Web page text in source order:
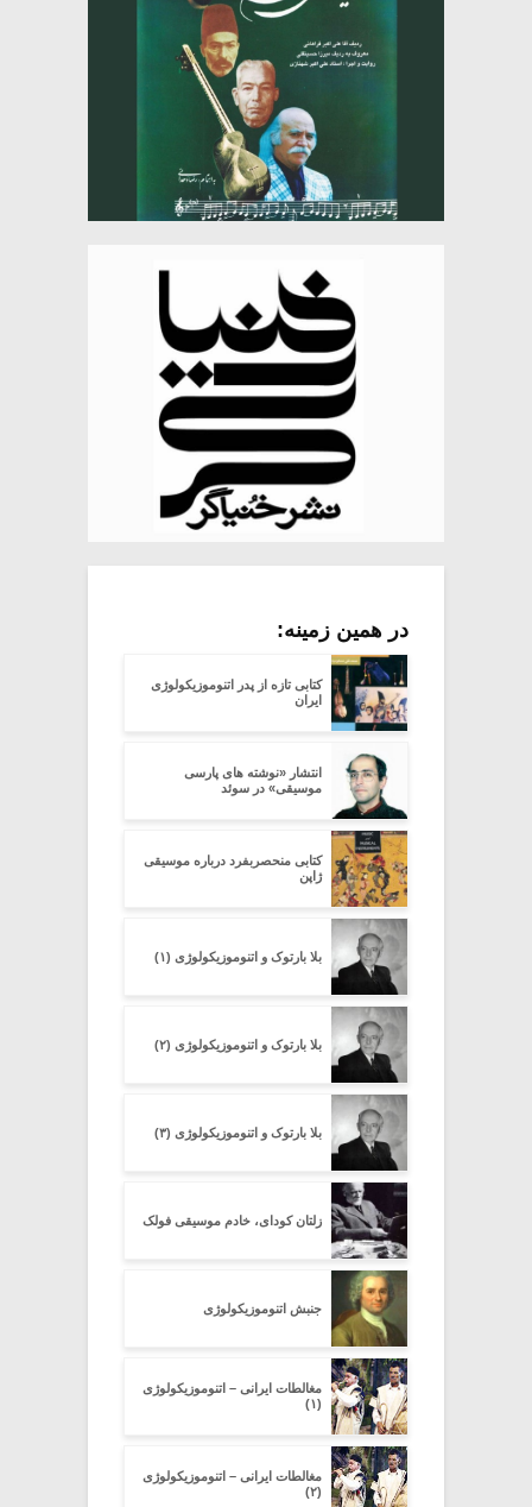
در همین زمینه:
کتابی تازه از پدر اتنوموزیکولوژی
ایران
انتشار «نوشته های پارسی
موسیقی» در سوئد
کتابی منحصربفرد درباره موسیقی
ژاپن
بلا بارتوک و اتنوموزیکولوژی (۱)
بلا بارتوک و اتنوموزیکولوژی (۲)
بلا بارتوک و اتنوموزیکولوژی (۳)
زلتان کودای، خادم موسیقی فولک
جنبش اتنوموزیکولوژی
مغالطات ایرانی – اتنوموزیکولوژی
(۱)
مغالطات ایرانی – اتنوموزیکولوژی
(۲)